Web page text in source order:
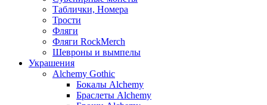
Таблички, Номера
Трости
Фляги
Фляги RockMerch
Шевроны и вымпелы
Украшения
Alchemy Gothic
Бокалы Alchemy
Браслеты Alchemy